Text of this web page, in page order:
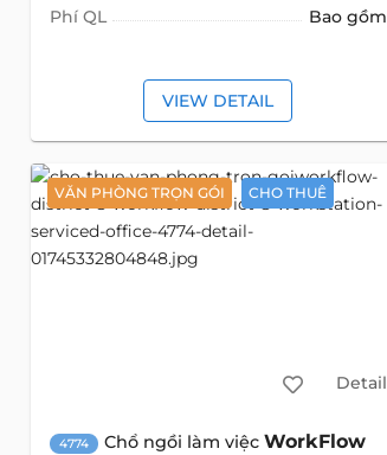
Phí QL Bao gồm
VIEW DETAIL
VĂN PHÒNG TRỌN GÓI CHO THUÊ
Detail
4774 Chổ ngồi làm việc WorkFlow